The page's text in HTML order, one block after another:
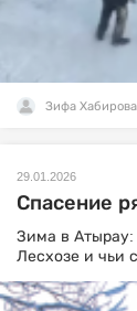
Зифа Хабирова
29.01.2026
Спасение
Зима в Атырау:
Лесхозе и чьи